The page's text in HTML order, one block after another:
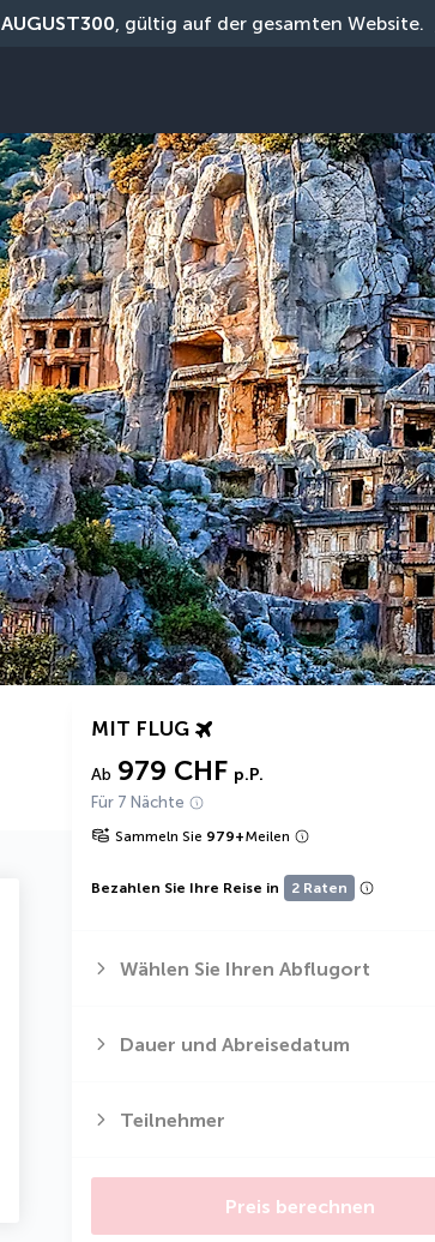
AUGUST300, gültig auf der gesamten Website.
MIT FLUG
Ab 979 CHF p.P.
Für 7 Nächte
Sammeln Sie 979+Meilen
Bezahlen Sie Ihre Reise in 2 Raten
Wählen Sie Ihren Abflugort
Dauer und Abreisedatum
Teilnehmer
Preis berechnen